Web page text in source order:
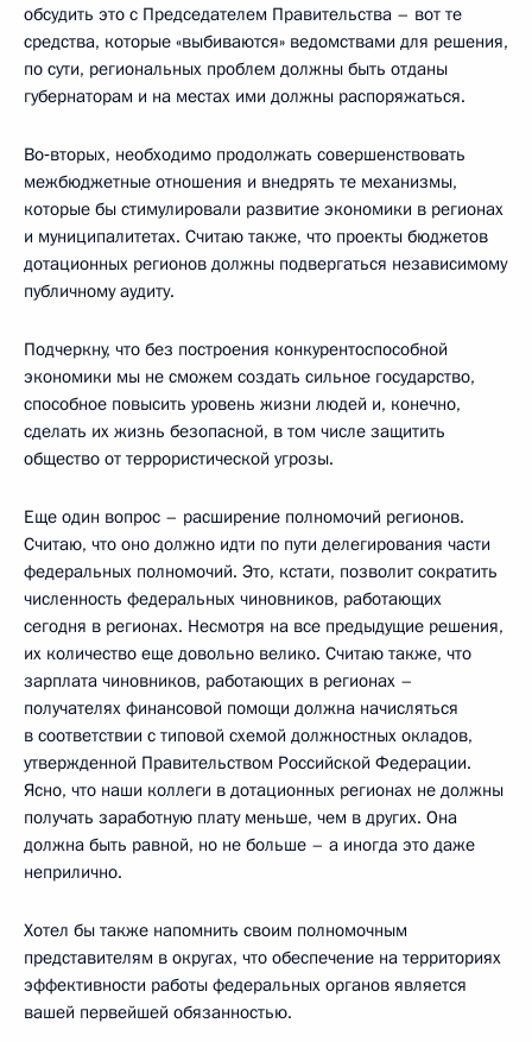
обсудить это с Председателем Правительства – вот те
средства, которые «выбиваются» ведомствами для решения,
по сути, региональных проблем должны быть отданы
губернаторам и на местах ими должны распоряжаться.
Во‑вторых, необходимо продолжать совершенствовать
межбюджетные отношения и внедрять те механизмы,
которые бы стимулировали развитие экономики в регионах
и муниципалитетах. Считаю также, что проекты бюджетов
дотационных регионов должны подвергаться независимому
публичному аудиту.
Подчеркну, что без построения конкурентоспособной
экономики мы не сможем создать сильное государство,
способное повысить уровень жизни людей и, конечно,
сделать их жизнь безопасной, в том числе защитить
общество от террористической угрозы.
Еще один вопрос – расширение полномочий регионов.
Считаю, что оно должно идти по пути делегирования части
федеральных полномочий. Это, кстати, позволит сократить
численность федеральных чиновников, работающих
сегодня в регионах. Несмотря на все предыдущие решения,
их количество еще довольно велико. Считаю также, что
зарплата чиновников, работающих в регионах –
получателях финансовой помощи должна начисляться
в соответствии с типовой схемой должностных окладов,
утвержденной Правительством Российской Федерации.
Ясно, что наши коллеги в дотационных регионах не должны
получать заработную плату меньше, чем в других. Она
должна быть равной, но не больше – а иногда это даже
неприлично.
Хотел бы также напомнить своим полномочным
представителям в округах, что обеспечение на территориях
эффективности работы федеральных органов является
вашей первейшей обязанностью.